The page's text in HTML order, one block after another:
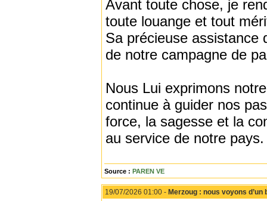
Avant toute chose, je
toute louange et tout
Sa précieuse assistance
de notre campagne de
Nous Lui exprimons
continue à guider nos
force, la sagesse et la
au service de notre pays.
Source : PAREN VE
19/07/2026 01:00 - Merzoug : nous voyons